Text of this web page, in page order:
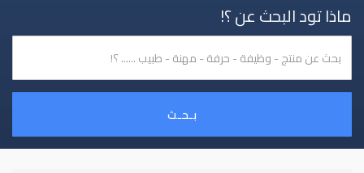
ماذا تود البحث عن ؟!
بـحـث